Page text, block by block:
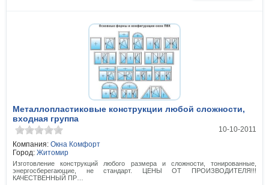
Металлопластиковые конструкции любой сложности,
входная группа
10-10-2011
Компания: Окна Комфорт
Город: Житомир
Изготовление конструкций любого размера и сложности, тонированные,
энергосберегающие, не стандарт. ЦЕНЫ ОТ ПРОИЗВОДИТЕЛЯ!!!
КАЧЕСТВЕННЫЙ ПР…